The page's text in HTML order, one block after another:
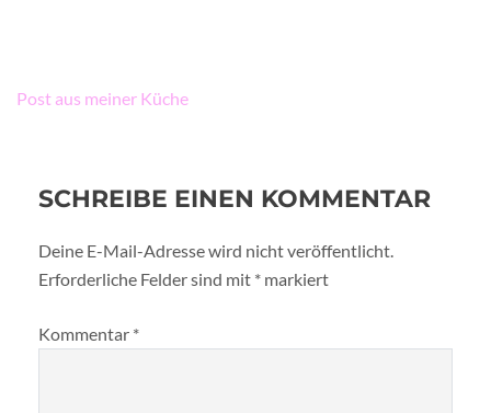
Beitragsnavigation
Post aus meiner Küche
SCHREIBE EINEN KOMMENTAR
Deine E-Mail-Adresse wird nicht veröffentlicht.
Erforderliche Felder sind mit * markiert
Kommentar *